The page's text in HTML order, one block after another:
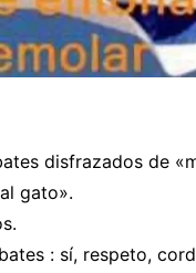
disfrazados de
gato».
: sí, respeto,